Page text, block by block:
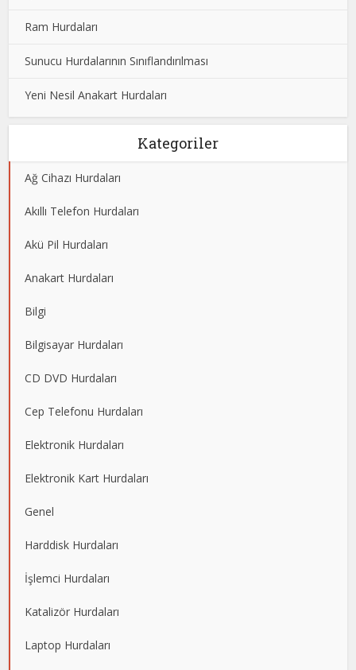
Ram Hurdaları
Sunucu Hurdalarının Sınıflandırılması
Yeni Nesil Anakart Hurdaları
Kategoriler
Ağ Cihazı Hurdaları
Akıllı Telefon Hurdaları
Akü Pil Hurdaları
Anakart Hurdaları
Bilgi
Bilgisayar Hurdaları
CD DVD Hurdaları
Cep Telefonu Hurdaları
Elektronik Hurdaları
Elektronik Kart Hurdaları
Genel
Harddisk Hurdaları
İşlemci Hurdaları
Katalizör Hurdaları
Laptop Hurdaları